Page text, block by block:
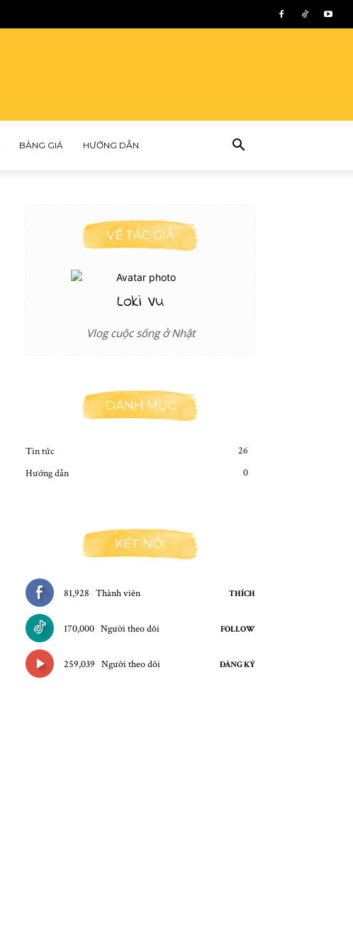
BẢNG GIÁ HƯỚNG DẪN
VỀ TÁC GIẢ
Loki Vu
Vlog cuộc sống ở Nhật
DANH MỤC
Tin tức
26
Hướng dẫn
0
KẾT NỐI
81,928 Thành viên THÍCH
170,000 Người theo dõi FOLLOW
259,039 Người theo dõi ĐĂNG KÝ